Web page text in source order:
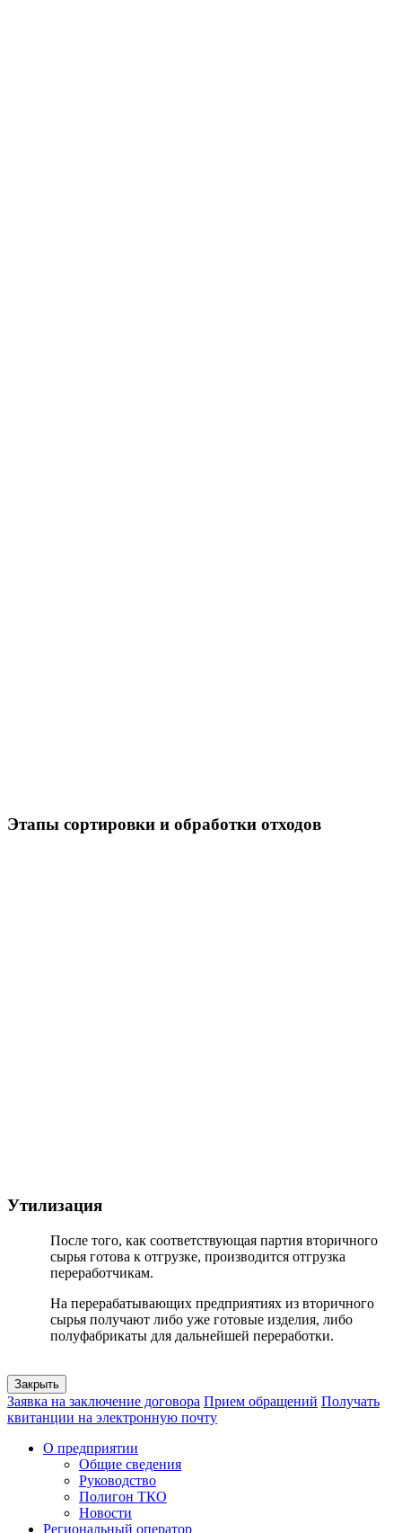
Этапы сортировки и обработки отходов
Утилизация
После того, как соответствующая партия вторичного
сырья готова к отгрузке, производится отгрузка
переработчикам.
На перерабатывающих предприятиях из вторичного
сырья получают либо уже готовые изделия, либо
полуфабрикаты для дальнейшей переработки.
Закрыть
Заявка на заключение договора Прием обращений Получать
квитанции на электронную почту
О предприятии
Общие сведения
Руководство
Полигон ТКО
Новости
Региональный оператор